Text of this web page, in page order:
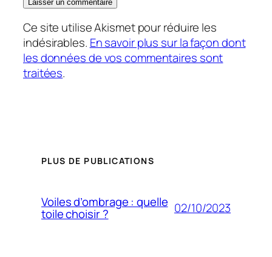
Ce site utilise Akismet pour réduire les
indésirables. En savoir plus sur la façon dont
les données de vos commentaires sont
traitées.
PLUS DE PUBLICATIONS
Voiles d’ombrage : quelle
toile choisir ? 02/10/2023